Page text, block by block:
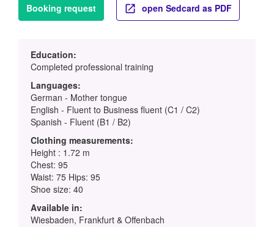
Booking request open Sedcard as PDF
Education:
Completed professional training
Languages:
German - Mother tongue
English - Fluent to Business fluent (C1 / C2)
Spanish - Fluent (B1 / B2)
Clothing measurements:
Height : 1.72 m
Chest: 95
Waist: 75 Hips: 95
Shoe size: 40
Available in:
Wiesbaden, Frankfurt & Offenbach